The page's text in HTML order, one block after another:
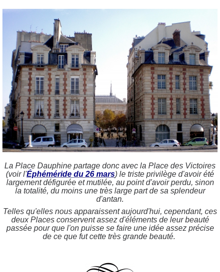
La Place Dauphine partage donc avec la Place des Victoires
(voir l'Éphéméride du 26 mars) le triste privilège d'avoir été
largement défigurée et mutilée, au point d'avoir perdu, sinon
la totalité, du moins une très large part de sa splendeur
d'antan.
Telles qu'elles nous apparaissent aujourd'hui, cependant, ces
deux Places conservent assez d'éléments de leur beauté
passée pour que l'on puisse se faire une idée assez précise
de ce que fut cette très grande beauté.